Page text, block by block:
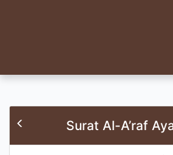
Surat Al-A’raf